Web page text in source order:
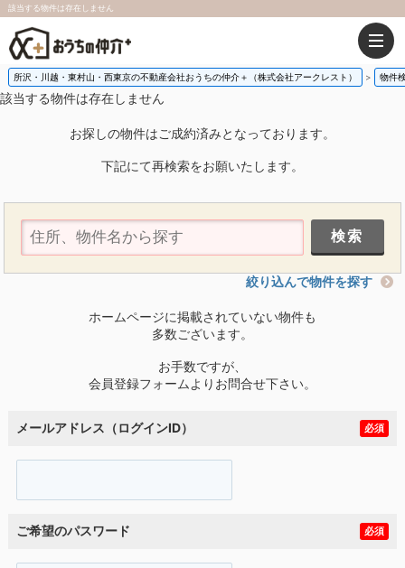
該当する物件は存在しません
所沢・川越・東村山・西東京の不動産会社おうちの仲介＋（株式会社アークレスト） 物件
該当する物件は存在しません
お探しの物件はご成約済みとなっております。
下記にて再検索をお願いたします。
絞り込んで物件を探す
ホームページに掲載されていない物件も
多数ございます。
お手数ですが、
会員登録フォームよりお問合せ下さい。
メールアドレス（ログインID） 必須
ご希望のパスワード 必須